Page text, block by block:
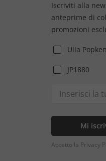
Iscriviti alla
anteprime di
promozioni
Ulla Popken
JP1880
Mi
Accetto la Privacy